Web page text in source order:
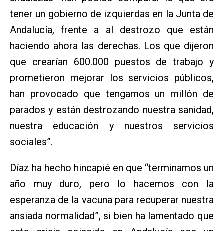
tener un gobierno de izquierdas en la Junta de
Andalucía, frente a al destrozo que están
haciendo ahora las derechas. Los que dijeron
que crearían 600.000 puestos de trabajo y
prometieron mejorar los servicios públicos,
han provocado que tengamos un millón de
parados y están destrozando nuestra sanidad,
nuestra educación y nuestros servicios
sociales”.
Díaz ha hecho hincapié en que “terminamos un
año muy duro, pero lo hacemos con la
esperanza de la vacuna para recuperar nuestra
ansiada normalidad”, si bien ha lamentado que